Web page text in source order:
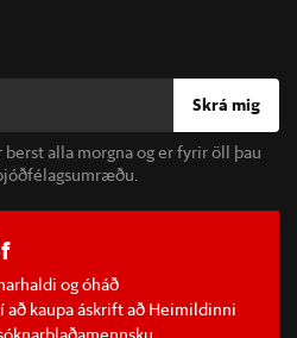
Skrá mig
alla morgna og er fyrir öll þau
og óháð
að kaupa áskrift að Heimildinni